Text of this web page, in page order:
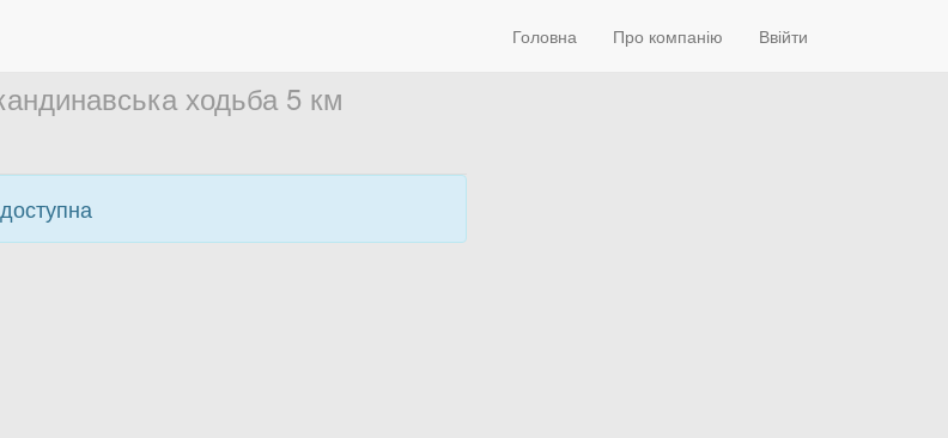
Головна Про компанію Ввійти
ходьба 5 км